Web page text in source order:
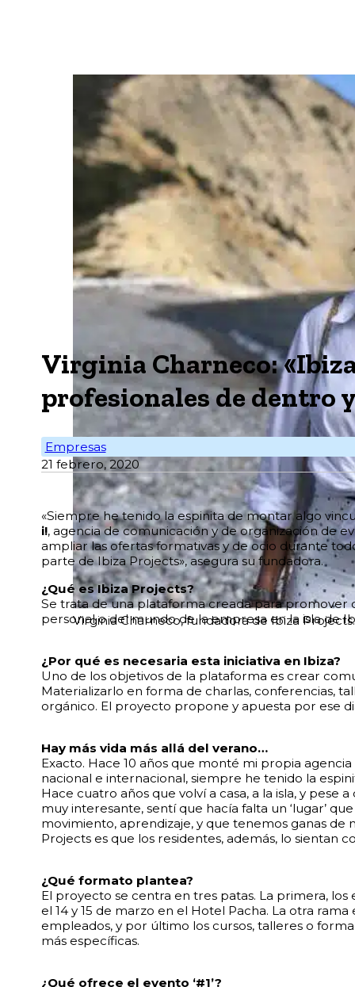
Virginia Charneco, fundadora de Ibiza Projects.
Virginia Charneco:
profesionales de dentro
Empresas
21 febrero, 2020
«Siempre he tenido la espinita de montar algo
i!, agencia de comunicación y de organización de
ampliar las ofertas formativas y de ocio durante
parte de Ibiza Projects», asegura su fundadora.
¿Qué es Ibiza Projects?
Se trata de una plataforma creada para
personal o del mundo de la empresa en la isla de
¿Por qué es necesaria esta iniciativa en Ibiza?
Uno de los objetivos de la plataforma es crear
Materializarlo en forma de charlas, conferencias,
orgánico. El proyecto propone y apuesta por ese
Hay más vida más allá del verano…
Exacto. Hace 10 años que monté mi propia
nacional e internacional, siempre he tenido la
Hace cuatro años que volví a casa, a la isla, y
muy interesante, sentí que hacía falta un ‘lugar’
movimiento, aprendizaje, y que tenemos ganas
Projects es que los residentes, además, lo sientan
¿Qué formato plantea?
El proyecto se centra en tres patas. La primera, los
el 14 y 15 de marzo en el Hotel Pacha. La otra
empleados, y por último los cursos, talleres o
más específicas.
¿Qué ofrece el evento ‘#1’?